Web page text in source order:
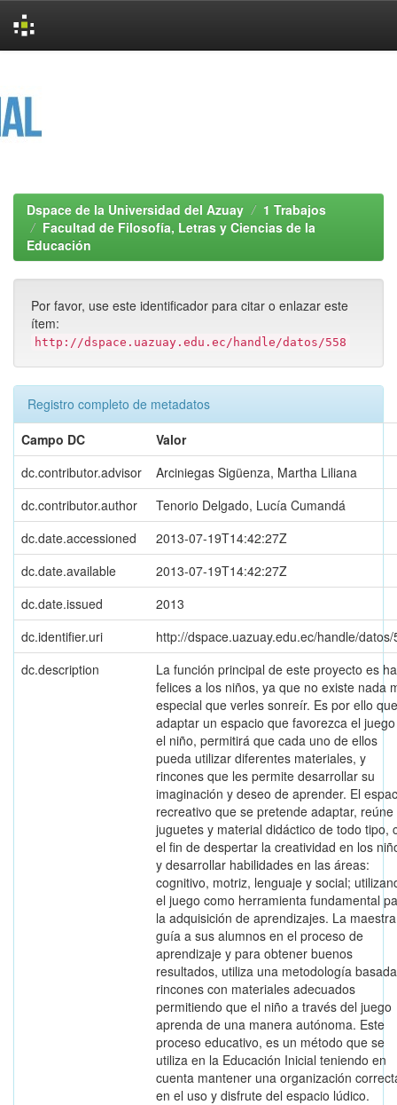
Dspace de la Universidad del Azuay
1 Trabajos
Facultad de Filosofía, Letras y Ciencias de la
Educación
Por favor, use este identificador para citar o enlazar este
ítem:
http://dspace.uazuay.edu.ec/handle/datos/558
Registro completo de metadatos
Campo DC
Valor
dc.contributor.advisor
Arciniegas Sigüenza, Martha Liliana
dc.contributor.author
Tenorio Delgado, Lucía Cumandá
dc.date.accessioned
2013-07-19T14:42:27Z
dc.date.available
2013-07-19T14:42:27Z
dc.date.issued
2013
dc.identifier.uri
http://dspace.uazuay.edu.ec/handle/datos/
dc.description
La función principal de este proyecto es
felices a los niños, ya que no existe nada
especial que verles sonreír. Es por ello
adaptar un espacio que favorezca el
el niño, permitirá que cada uno de ellos
pueda utilizar diferentes materiales, y
rincones que les permite desarrollar su
imaginación y deseo de aprender. El
recreativo que se pretende adaptar, reúne
juguetes y material didáctico de todo tipo,
el fin de despertar la creatividad en los
y desarrollar habilidades en las áreas:
cognitivo, motriz, lenguaje y social;
el juego como herramienta fundamental
la adquisición de aprendizajes. La maestra
guía a sus alumnos en el proceso de
aprendizaje y para obtener buenos
resultados, utiliza una metodología
rincones con materiales adecuados
permitiendo que el niño a través del juego
aprenda de una manera autónoma. Este
proceso educativo, es un método que se
utiliza en la Educación Inicial teniendo en
cuenta mantener una organización
en el uso y disfrute del espacio lúdico.